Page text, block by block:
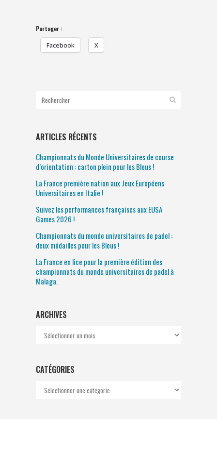
Partager :
Facebook X
ARTICLES RÉCENTS
Championnats du Monde Universitaires de course
d’orientation : carton plein pour les Bleus !
La France première nation aux Jeux Européens
Universitaires en Italie !
Suivez les performances françaises aux EUSA
Games 2026 !
Championnats du monde universitaires de padel :
deux médailles pour les Bleus !
La France en lice pour la première édition des
championnats du monde universitaires de padel à
Malaga.
ARCHIVES
Archives
CATÉGORIES
Catégories